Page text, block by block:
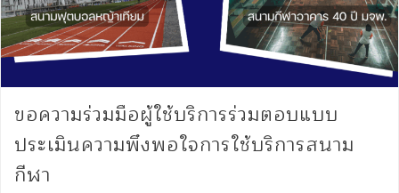
ขอความร่วมมือผู้ใช้บริการร่วมตอบแบบ
ประเมินความพึงพอใจการใช้บริการสนาม
กีฬา